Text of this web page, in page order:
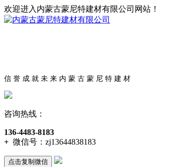
欢迎进入内蒙古蒙尼特建材有限公司网站！
信 誉 成 就 未 来 内 蒙 古 蒙 尼 特 建 材
咨询热线：
136-4483-8183
+ 微信号： zj13644838183
点击复制微信